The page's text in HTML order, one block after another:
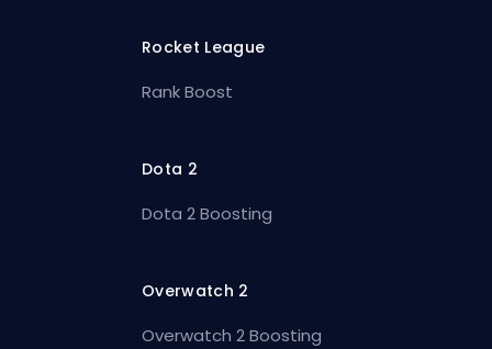
Rocket League
Rank Boost
Dota 2
Dota 2 Boosting
Overwatch 2
Overwatch 2 Boosting